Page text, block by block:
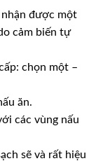
được một
cảm biến tự
chọn một –
ăn.
các vùng nấu
sẽ và rất hiệu